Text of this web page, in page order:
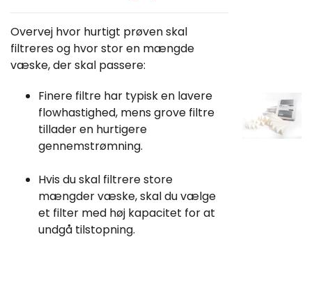
Overvej hvor hurtigt prøven skal
filtreres og hvor stor en mængde
væske, der skal passere:
Finere filtre har typisk en lavere
flowhastighed, mens grove filtre
tillader en hurtigere
gennemstrømning.
Hvis du skal filtrere store
mængder væske, skal du vælge
et filter med høj kapacitet for at
undgå tilstopning.